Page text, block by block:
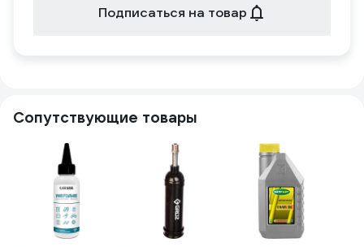
Подписаться на товар
Сопутствующие товары